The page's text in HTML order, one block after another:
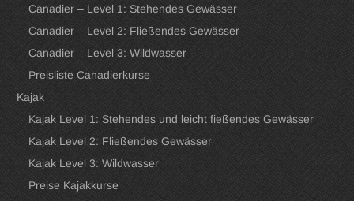
Canadier – Level 1: Stehendes Gewässer
Canadier – Level 2: Fließendes Gewässer
Canadier – Level 3: Wildwasser
Preisliste Canadierkurse
Kajak
Kajak Level 1: Stehendes und leicht fießendes Gewässer
Kajak Level 2: Fließendes Gewässer
Kajak Level 3: Wildwasser
Preise Kajakkurse